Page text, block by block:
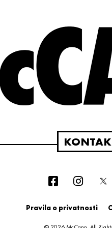
Pravila o privatnosti